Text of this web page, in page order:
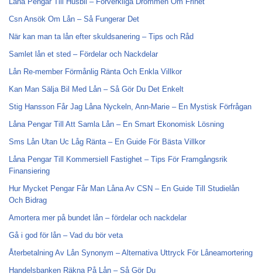
Csn Ansök Om Lån – Så Fungerar Det
När kan man ta lån efter skuldsanering – Tips och Råd
Samlet lån et sted – Fördelar och Nackdelar
Lån Re-member Förmånlig Ränta Och Enkla Villkor
Kan Man Sälja Bil Med Lån – Så Gör Du Det Enkelt
Stig Hansson Får Jag Låna Nyckeln, Ann-Marie – En Mystisk Förfrågan
Låna Pengar Till Att Samla Lån – En Smart Ekonomisk Lösning
Sms Lån Utan Uc Låg Ränta – En Guide För Bästa Villkor
Låna Pengar Till Kommersiell Fastighet – Tips För Framgångsrik
Finansiering
Hur Mycket Pengar Får Man Låna Av CSN – En Guide Till Studielån
Och Bidrag
Amortera mer på bundet lån – fördelar och nackdelar
Gå i god för lån – Vad du bör veta
Återbetalning Av Lån Synonym – Alternativa Uttryck För Låneamortering
Handelsbanken Räkna På Lån – Så Gör Du